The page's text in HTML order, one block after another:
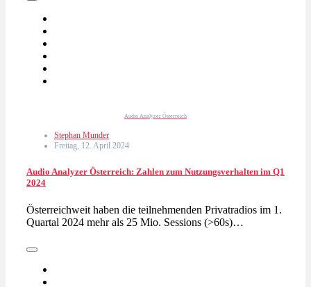
Audio Analyzer Österreich
Stephan Munder
Freitag, 12. April 2024
Audio Analyzer Österreich: Zahlen zum Nutzungsverhalten im Q1
2024
Österreichweit haben die teilnehmenden Privatradios im 1.
Quartal 2024 mehr als 25 Mio. Sessions (>60s)…